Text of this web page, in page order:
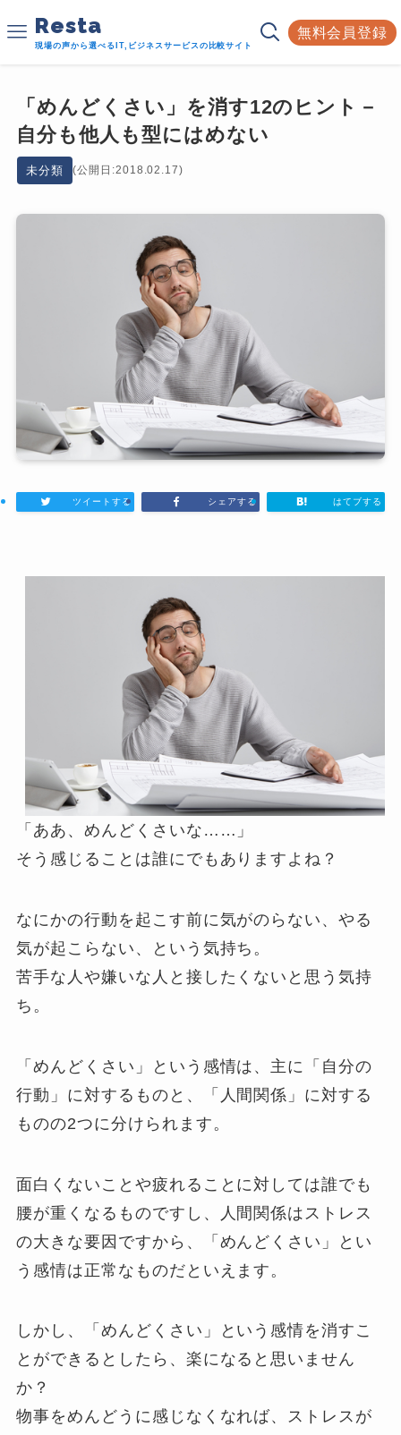
Resta
現場の声から選べるIT,ビジネスサービスの比較サイト
無料会員登録
「めんどくさい」を消す12のヒント－
自分も他人も型にはめない
未分類 (公開日:2018.02.17)
ツイートする シェアする はてブする
「ああ、めんどくさいな……」
そう感じることは誰にでもありますよね？
なにかの行動を起こす前に気がのらない、やる
気が起こらない、という気持ち。
苦手な人や嫌いな人と接したくないと思う気持
ち。
「めんどくさい」という感情は、主に「自分の
行動」に対するものと、「人間関係」に対する
ものの2つに分けられます。
面白くないことや疲れることに対しては誰でも
腰が重くなるものですし、人間関係はストレス
の大きな要因ですから、「めんどくさい」とい
う感情は正常なものだといえます。
しかし、「めんどくさい」という感情を消すこ
とができるとしたら、楽になると思いません
か？
物事をめんどうに感じなくなれば、ストレスが